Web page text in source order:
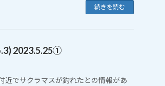
続きを読む
2023.5.25①
近でサクラマスが釣れたとの情報があ